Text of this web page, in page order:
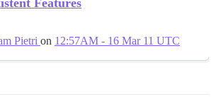
Features
Pietri on 12:57AM - 16 Mar 11 UTC